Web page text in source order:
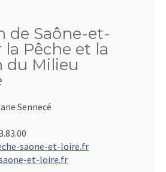
de Saône-et-
Pêche et la
du Milieu
Sennecé
saone-et-loire.fr
et-loire.fr